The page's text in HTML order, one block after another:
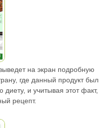
на экран подробную
где данный продукт был
и учитывая этот факт,
рецепт.